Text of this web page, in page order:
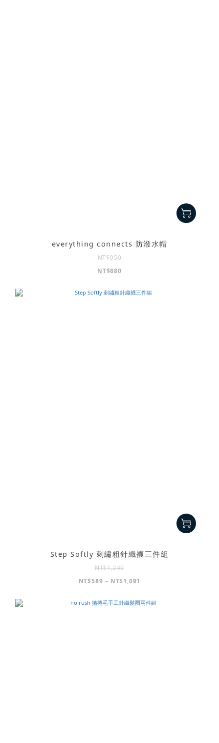
everything connects 防潑水帽
NT$950
NT$880
Step Softly 刺繡粗針織襪三件組
NT$1,240
NT$589 ~ NT$1,091